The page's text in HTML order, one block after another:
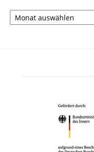
Archiv